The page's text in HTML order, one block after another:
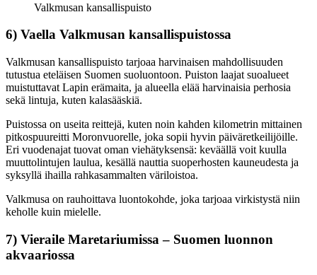
Valkmusan kansallispuisto
6) Vaella Valkmusan kansallispuistossa
Valkmusan kansallispuisto tarjoaa harvinaisen mahdollisuuden
tutustua eteläisen Suomen suoluontoon. Puiston laajat suoalueet
muistuttavat Lapin erämaita, ja alueella elää harvinaisia perhosia
sekä lintuja, kuten kalasääskiä.
Puistossa on useita reittejä, kuten noin kahden kilometrin mittainen
pitkospuureitti Moronvuorelle, joka sopii hyvin päiväretkeilijöille.
Eri vuodenajat tuovat oman viehätyksensä: keväällä voit kuulla
muuttolintujen laulua, kesällä nauttia suoperhosten kauneudesta ja
syksyllä ihailla rahkasammalten väriloistoa.
Valkmusa on rauhoittava luontokohde, joka tarjoaa virkistystä niin
keholle kuin mielelle.
7) Vieraile Maretariumissa – Suomen luonnon
akvaariossa